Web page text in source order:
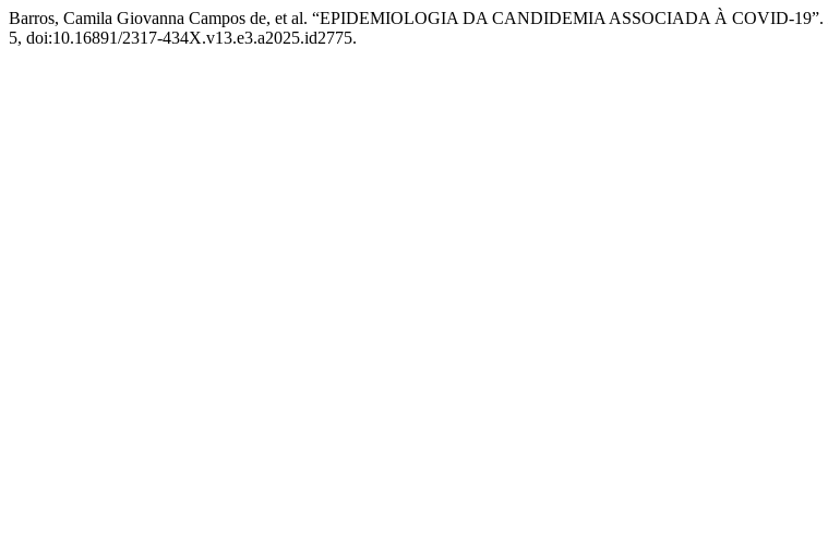
Barros, Camila Giovanna Campos de, et al. “EPIDEMIOLOGIA DA CANDIDEMIA ASSOCIADA À COVID-19”.
5, doi:10.16891/2317-434X.v13.e3.a2025.id2775.